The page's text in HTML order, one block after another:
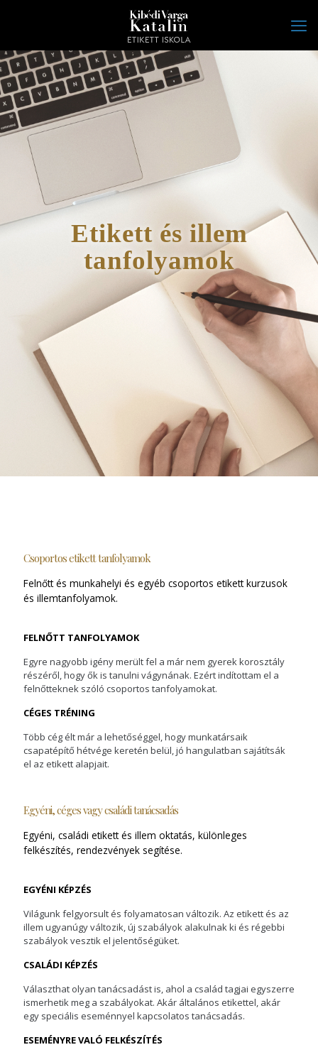
Etikett és illem
tanfolyamok
Csoportos etikett tanfolyamok
Felnőtt és munkahelyi és egyéb csoportos etikett kurzusok
és illemtanfolyamok.
FELNŐTT TANFOLYAMOK
Egyre nagyobb igény merült fel a már nem gyerek korosztály
részéről, hogy ők is tanulni vágynának. Ezért indítottam el a
felnőtteknek szóló csoportos tanfolyamokat.
CÉGES TRÉNING
Több cég élt már a lehetőséggel, hogy munkatársaik
csapatépítő hétvége keretén belül, jó hangulatban sajátítsák
el az etikett alapjait.
Egyéni, céges vagy családi tanácsadás
Egyéni, családi etikett és illem oktatás, különleges
felkészítés, rendezvények segítése.
EGYÉNI KÉPZÉS
Világunk felgyorsult és folyamatosan változik. Az etikett és az
illem ugyanúgy változik, új szabályok alakulnak ki és régebbi
szabályok vesztik el jelentőségüket.
CSALÁDI KÉPZÉS
Választhat olyan tanácsadást is, ahol a család tagjai egyszerre
ismerhetik meg a szabályokat. Akár általános etikettel, akár
egy speciális eseménnyel kapcsolatos tanácsadás.
ESEMÉNYRE VALÓ FELKÉSZÍTÉS